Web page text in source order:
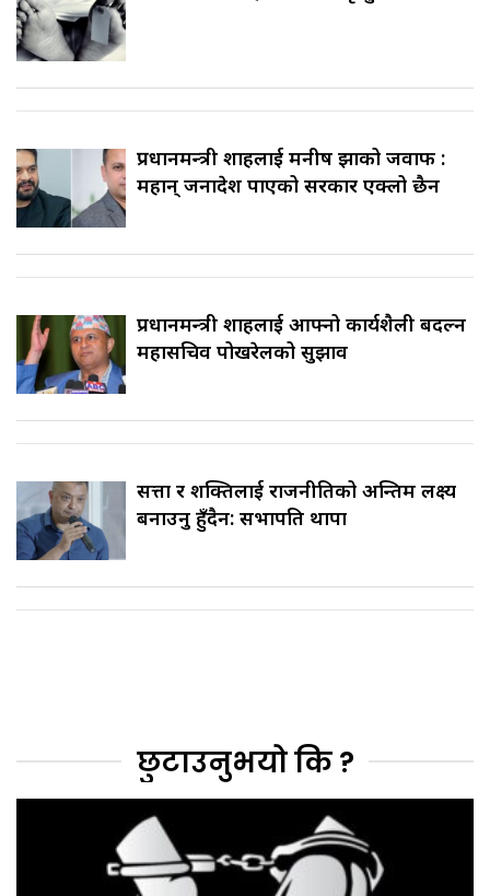
प्रधानमन्त्री शाहलाई मनीष झाको जवाफ :
महान् जनादेश पाएको सरकार एक्लो छैन
प्रधानमन्त्री शाहलाई आफ्नो कार्यशैली बदल्न
महासचिव पोखरेलको सुझाव
सत्ता र शक्तिलाई राजनीतिको अन्तिम लक्ष्य
बनाउनु हुँदैन: सभापति थापा
छुटाउनुभयो कि ?